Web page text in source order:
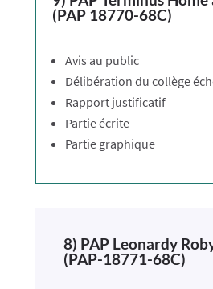
(PAP 18770-68C)
Avis au public
Délibération du collège
Rapport justificatif
Partie écrite
Partie graphique
8) PAP Leonardy
(PAP-18771-68C)